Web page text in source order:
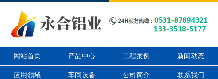
网站首页 产品中心 工程案例 新闻动态
应用领域 车间设备 公司简介 联系我们